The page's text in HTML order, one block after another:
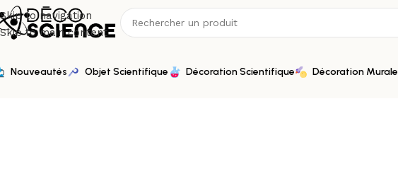
Skip to navigation
Skip to main content
Nouveautés Objet Scientifique Décoration Scientifique Décoration Murale